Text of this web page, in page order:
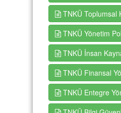
TNKÜ Toplumsal
TNKÜ Yönetim
TNKÜ İnsan
TNKÜ Finansal
TNKÜ Entegre